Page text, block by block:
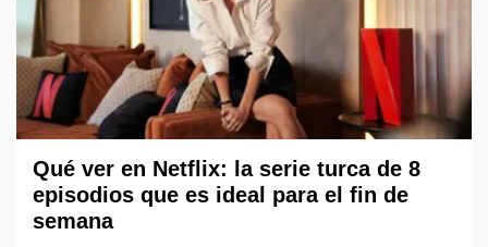
Qué ver en Netflix: la serie turca de 8
episodios que es ideal para el fin de
semana